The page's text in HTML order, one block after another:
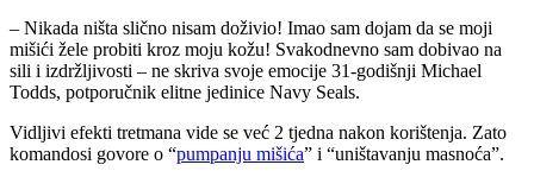
– Nikada ništa slično nisam doživio! Imao sam dojam da se moji
mišići žele probiti kroz moju kožu! Svakodnevno sam dobivao na
sili i izdržljivosti – ne skriva svoje emocije 31-godišnji Michael
Todds, potporučnik elitne jedinice Navy Seals.
Vidljivi efekti tretmana vide se već 2 tjedna nakon korištenja. Zato
komandosi govore o “pumpanju mišića” i “uništavanju masnoća”.